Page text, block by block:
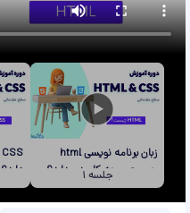
زبان برنامه نویسی html
چیست و چه کاربردی دارد؟
جلسه 1
دارد؟